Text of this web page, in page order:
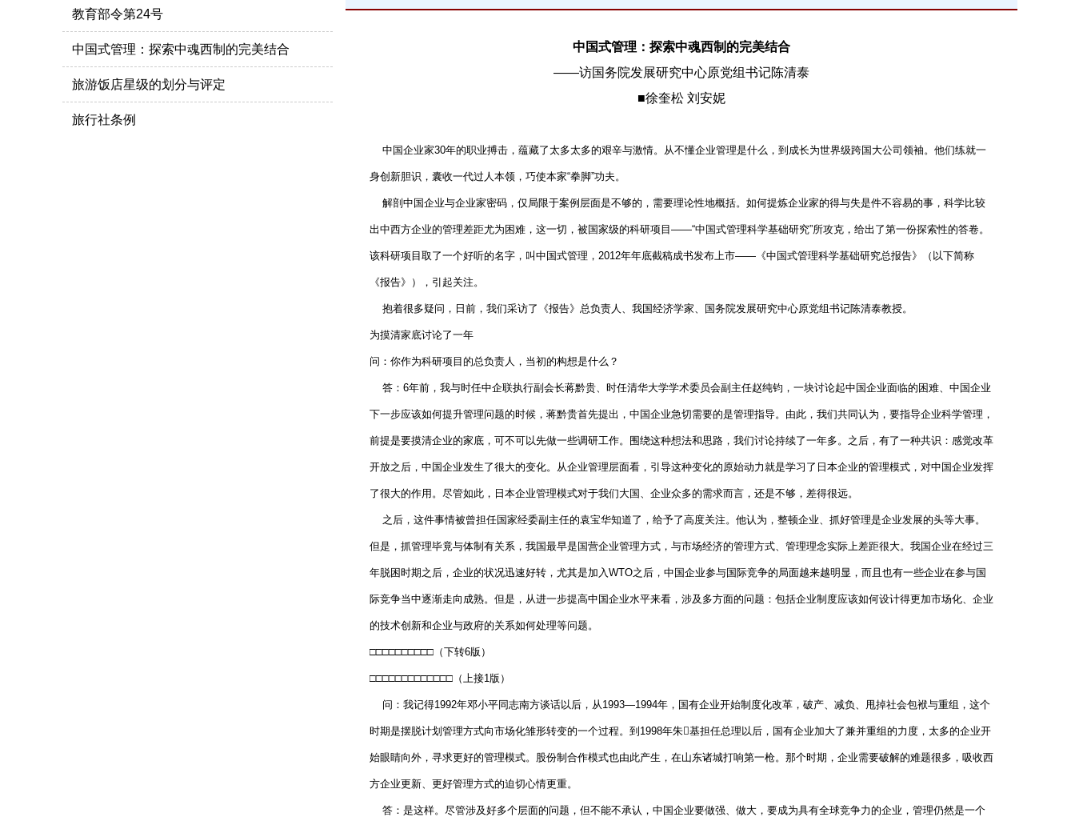
中国式管理：探索中魂西制的完美结合
——访国务院发展研究中心原党组书记陈清泰
■徐奎松 刘安妮
中国企业家30年的职业搏击，蕴藏了太多太多的艰辛与激情。从不懂企业管理是什么，到成长为世界级跨国大公司领袖。他们练就一
身创新胆识，囊收一代过人本领，巧使本家“拳脚”功夫。
解剖中国企业与企业家密码，仅局限于案例层面是不够的，需要理论性地概括。如何提炼企业家的得与失是件不容易的事，科学比较
出中西方企业的管理差距尤为困难，这一切，被国家级的科研项目——“中国式管理科学基础研究”所攻克，给出了第一份探索性的答卷。
该科研项目取了一个好听的名字，叫中国式管理，2012年年底截稿成书发布上市——《中国式管理科学基础研究总报告》（以下简称
《报告》），引起关注。
抱着很多疑问，日前，我们采访了《报告》总负责人、我国经济学家、国务院发展研究中心原党组书记陈清泰教授。
为摸清家底讨论了一年
问：你作为科研项目的总负责人，当初的构想是什么？
答：6年前，我与时任中企联执行副会长蒋黔贵、时任清华大学学术委员会副主任赵纯钧，一块讨论起中国企业面临的困难、中国企业
下一步应该如何提升管理问题的时候，蒋黔贵首先提出，中国企业急切需要的是管理指导。由此，我们共同认为，要指导企业科学管理，
前提是要摸清企业的家底，可不可以先做一些调研工作。围绕这种想法和思路，我们讨论持续了一年多。之后，有了一种共识：感觉改革
开放之后，中国企业发生了很大的变化。从企业管理层面看，引导这种变化的原始动力就是学习了日本企业的管理模式，对中国企业发挥
了很大的作用。尽管如此，日本企业管理模式对于我们大国、企业众多的需求而言，还是不够，差得很远。
之后，这件事情被曾担任国家经委副主任的袁宝华知道了，给予了高度关注。他认为，整顿企业、抓好管理是企业发展的头等大事。
但是，抓管理毕竟与体制有关系，我国最早是国营企业管理方式，与市场经济的管理方式、管理理念实际上差距很大。我国企业在经过三
年脱困时期之后，企业的状况迅速好转，尤其是加入WTO之后，中国企业参与国际竞争的局面越来越明显，而且也有一些企业在参与国
际竞争当中逐渐走向成熟。但是，从进一步提高中国企业水平来看，涉及多方面的问题：包括企业制度应该如何设计得更加市场化、企业
的技术创新和企业与政府的关系如何处理等问题。
□□□□□□□□□□（下转6版）
□□□□□□□□□□□□□（上接1版）
问：我记得1992年邓小平同志南方谈话以后，从1993—1994年，国有企业开始制度化改革，破产、减负、甩掉社会包袱与重组，这个
时期是摆脱计划管理方式向市场化雏形转变的一个过程。到1998年朱基担任总理以后，国有企业加大了兼并重组的力度，太多的企业开
始眼睛向外，寻求更好的管理模式。股份制合作模式也由此产生，在山东诸城打响第一枪。那个时期，企业需要破解的难题很多，吸收西
方企业更新、更好管理方式的迫切心情更重。
答：是这样。尽管涉及好多个层面的问题，但不能不承认，中国企业要做强、做大，要成为具有全球竞争力的企业，管理仍然是一个
教育部令第24号
中国式管理：探索中魂西制的完美结合
旅游饭店星级的划分与评定
旅行社条例